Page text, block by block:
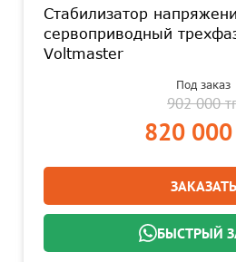
Стабилизатор
сервоприводный
Voltmaster
Под заказ
902 000
820 000
ЗАКАЗАТЬ
БЫСТРЫЙ